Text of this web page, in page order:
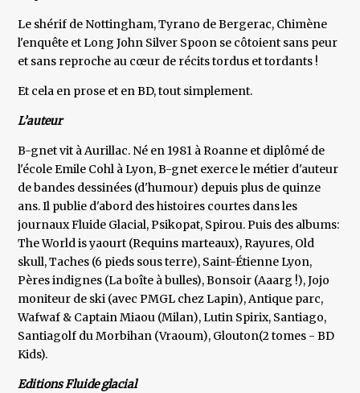
Le shérif de Nottingham, Tyrano de Bergerac, Chimène
l'enquête et Long John Silver Spoon se côtoient sans peur
et sans reproche au cœur de récits tordus et tordants !
Et cela en prose et en BD, tout simplement.
L’auteur
B-gnet vit à Aurillac. Né en 1981 à Roanne et diplômé de
l'école Emile Cohl à Lyon, B-gnet exerce le métier d'auteur
de bandes dessinées (d'humour) depuis plus de quinze
ans. Il publie d'abord des histoires courtes dans les
journaux Fluide Glacial, Psikopat, Spirou. Puis des albums:
The World is yaourt (Requins marteaux), Rayures, Old
skull, Taches (6 pieds sous terre), Saint-Étienne Lyon,
Pères indignes (La boîte à bulles), Bonsoir (Aaarg !), Jojo
moniteur de ski (avec PMGL chez Lapin), Antique parc,
Wafwaf & Captain Miaou (Milan), Lutin Spirix, Santiago,
Santiagolf du Morbihan (Vraoum), Glouton(2 tomes - BD
Kids).
Editions Fluide glacial